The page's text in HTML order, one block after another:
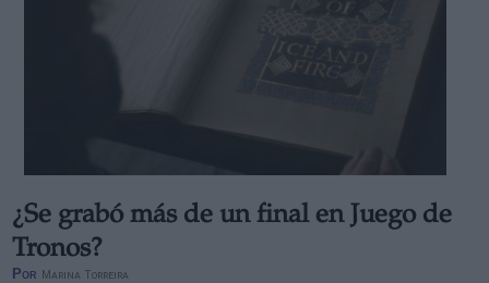
¿Se grabó más de un final en Juego de
Tronos?
Por Marina Torreira